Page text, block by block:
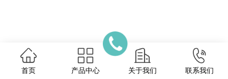
首页 产品中心 关于我们 联系我们